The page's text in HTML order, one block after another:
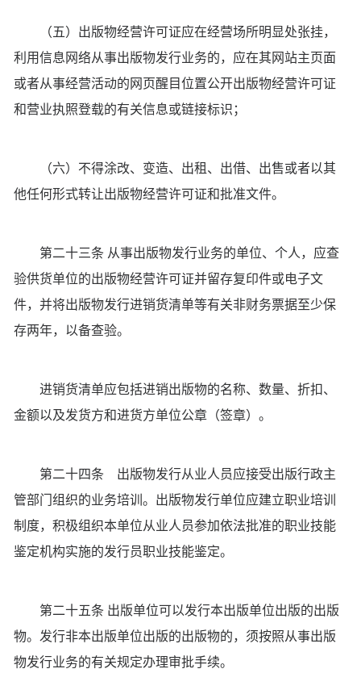
（五）出版物经营许可证应在经营场所明显处张挂，
利用信息网络从事出版物发行业务的，应在其网站主页面
或者从事经营活动的网页醒目位置公开出版物经营许可证
和营业执照登载的有关信息或链接标识；
（六）不得涂改、变造、出租、出借、出售或者以其
他任何形式转让出版物经营许可证和批准文件。
第二十三条 从事出版物发行业务的单位、个人，应查
验供货单位的出版物经营许可证并留存复印件或电子文
件，并将出版物发行进销货清单等有关非财务票据至少保
存两年，以备查验。
进销货清单应包括进销出版物的名称、数量、折扣、
金额以及发货方和进货方单位公章（签章）。
第二十四条 出版物发行从业人员应接受出版行政主
管部门组织的业务培训。出版物发行单位应建立职业培训
制度，积极组织本单位从业人员参加依法批准的职业技能
鉴定机构实施的发行员职业技能鉴定。
第二十五条 出版单位可以发行本出版单位出版的出版
物。发行非本出版单位出版的出版物的，须按照从事出版
物发行业务的有关规定办理审批手续。